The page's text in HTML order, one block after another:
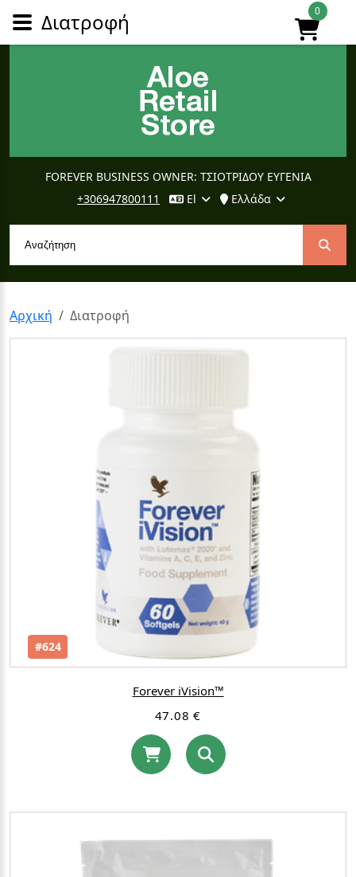
FOREVER BUSINESS OWNER: ΤΣΙΟΤΡΙΔΟΥ ΕΥΓΕΝΙΑ
+306947800111
El Ελλάδα
0
Αρχική Διατροφή
#624
Forever iVision™
47.08 €
Διατροφή